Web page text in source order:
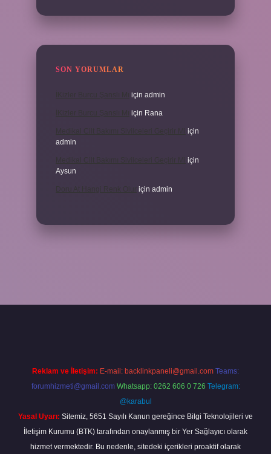
SON YORUMLAR
için admin
için Rana
için
admin
için
Aysun
için admin
Reklam ve İletişim: E-mail: backlinkpaneli@gmail.com Teams:
forumhizmeti@gmail.com Whatsapp: 0262 606 0 726 Telegram:
@karabul
Yasal Uyarı: Sitemiz, 5651 Sayılı Kanun gereğince Bilgi Teknolojileri ve
İletişim Kurumu (BTK) tarafından onaylanmış bir Yer Sağlayıcı olarak
hizmet vermektedir. Bu nedenle, sitedeki içerikleri proaktif olarak